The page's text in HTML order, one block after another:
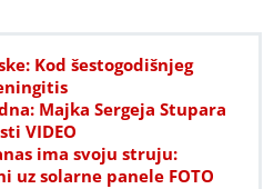
Kod šestogodišnjeg
Majka Sergeja Stupara
VIDEO
ima svoju struju:
uz solarne panele FOTO